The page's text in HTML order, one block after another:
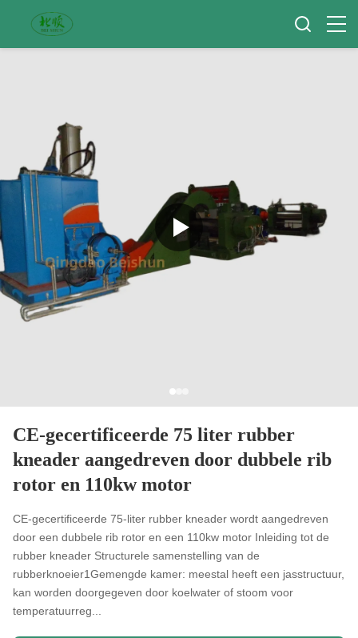
CE-gecertificeerde 75 liter rubber
kneader aangedreven door dubbele rib
rotor en 110kw motor
CE-gecertificeerde 75-liter rubber kneader wordt aangedreven
door een dubbele rib rotor en een 110kw motor Inleiding tot de
rubber kneader Structurele samenstelling van de
rubberknoeier1Gemengde kamer: meestal heeft een jasstructuur,
kan worden doorgegeven door koelwater of stoom voor
temperatuurreg...